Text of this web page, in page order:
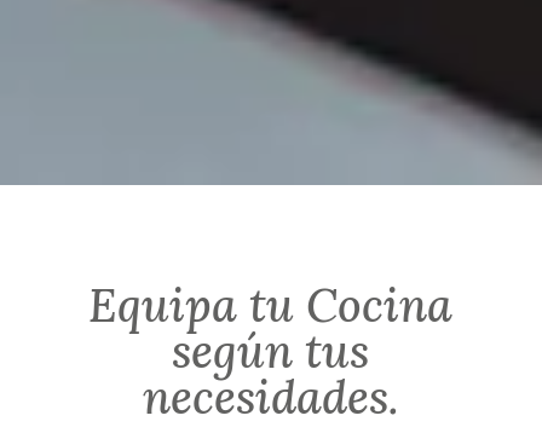
Equipa tu Cocina
según tus
necesidades.